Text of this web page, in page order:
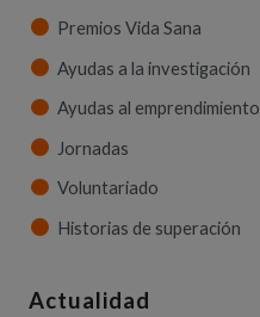
Premios Vida Sana
Ayudas a la investigación
Ayudas al emprendimiento
Jornadas
Voluntariado
Historias de superación
Actualidad